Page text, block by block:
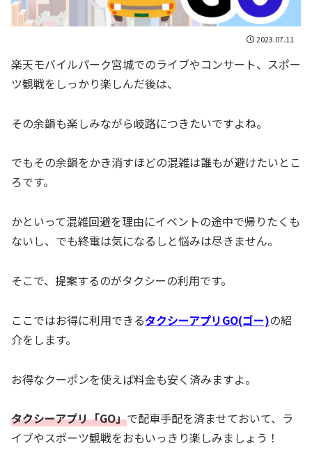
2023.07.11
楽天モバイルパーク宮城でのライブやコンサート、スポー
ツ観戦をしっかり楽しんだ後は、
その余韻も楽しみながら岐路につきたいですよね。
でもその余韻をかき消すほどの混雑は誰もが避けたいとこ
ろです。
かといって混雑回避を理由にイベントの途中で帰りたくも
ないし、でも終電は気になるしと悩みは尽きません。
そこで、提案するのがタクシーの利用です。
ここではお得に利用できるタクシーアプリGO(ゴー)の紹
介をします。
お得なクーポンを使えば料金も安く済みますよ。
タクシーアプリ「GO」で配車手配を済ませておいて、ラ
イブやスポーツ観戦をおもいっきり楽しみましょう！